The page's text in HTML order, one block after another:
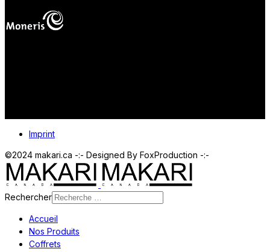
Imprint
©2024 makari.ca -:- Designed By FoxProduction -:-
Rechercher
Accueil
Nos Produits
Coffrets